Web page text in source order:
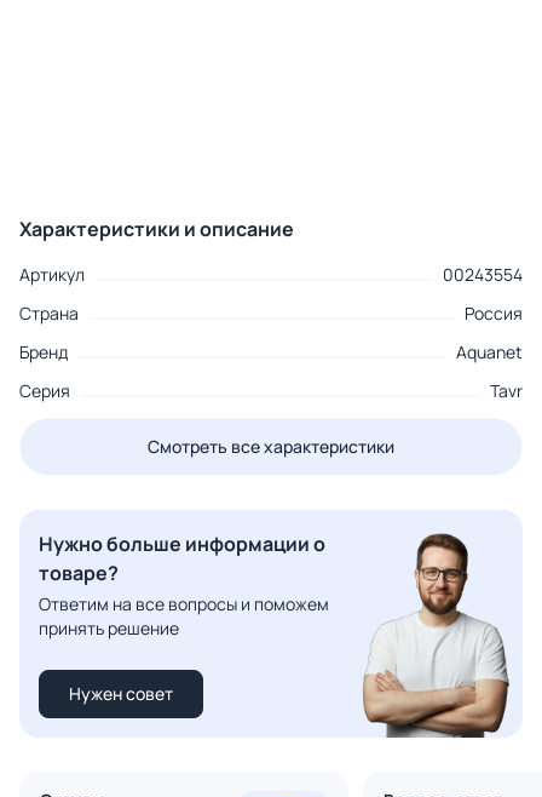
Характеристики и описание
Артикул
00243554
Страна
Россия
Бренд
Aquanet
Серия
Tavr
Смотреть все характеристики
Нужно больше информации о
товаре?
Ответим на все вопросы и поможем
принять решение
Нужен совет